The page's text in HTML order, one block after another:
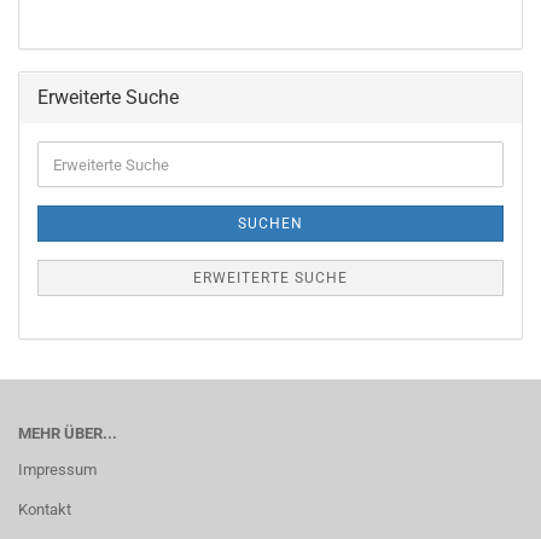
Erweiterte Suche
Suche
SUCHEN
ERWEITERTE SUCHE
MEHR ÜBER...
Impressum
Kontakt